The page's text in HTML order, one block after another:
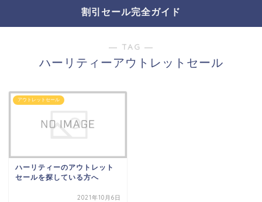
割引セール完全ガイド
― TAG ―
ハーリティーアウトレットセール
アウトレットセール
ハーリティーのアウトレット
セールを探している方へ
2021年10月6日